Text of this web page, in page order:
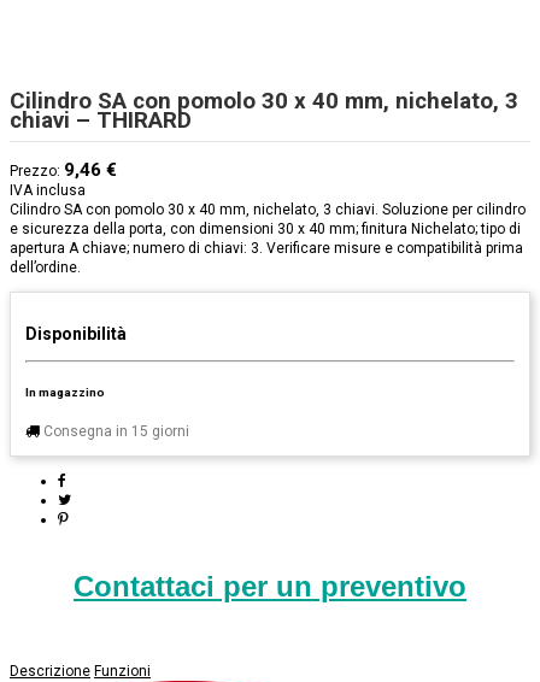
Cilindro SA con pomolo 30 x 40 mm, nichelato, 3
chiavi – THIRARD
Prezzo: 9,46 €
IVA inclusa
Cilindro SA con pomolo 30 x 40 mm, nichelato, 3 chiavi. Soluzione per cilindro
e sicurezza della porta, con dimensioni 30 x 40 mm; finitura Nichelato; tipo di
apertura A chiave; numero di chiavi: 3. Verificare misure e compatibilità prima
dell’ordine.
Disponibilità
In magazzino
Consegna in 15 giorni
Contattaci per un preventivo
Descrizione Funzioni